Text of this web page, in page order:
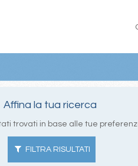
Affina la tua ricerca
trovati in base alle tue
FILTRA RISULTATI